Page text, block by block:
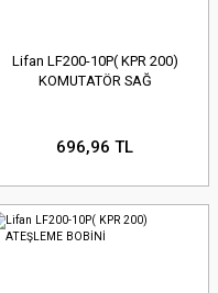
Lifan LF200-10P( KPR 200)
KOMUTATÖR SAĞ
696,96 TL